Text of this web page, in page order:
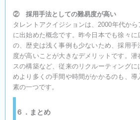
② 採用手法としての難易度が高い
タレントアクイジションは、2000年代か
に出始めた概念です。昨今日本でも徐々
の、歴史は浅く事例も少ないため、採用手
度が高いことが大きなデメリットです。
スの構築など、従来のリクルーティングに
めより多くの手間や時間がかかるのも、
素の一つです。
６．まとめ